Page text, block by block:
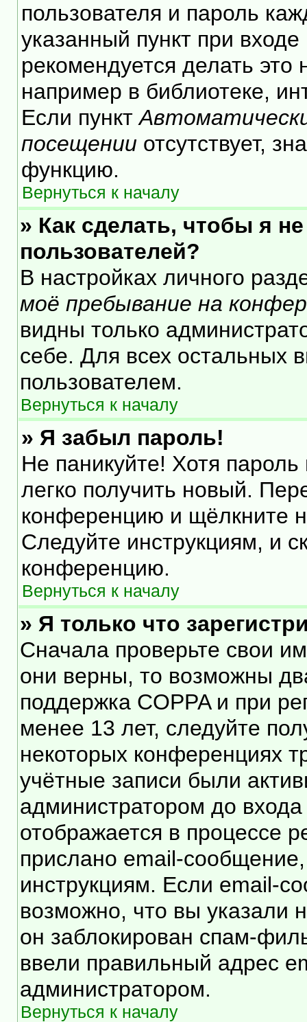
пользователя и пароль
указанный пункт при
рекомендуется делать
например в библиотеке,
Если пункт
посещении отсутствует,
функцию.
Вернуться к началу
» Как сделать, чтобы я
пользователей?
В настройках личного
моё пребывание на
видны только
себе. Для всех остальных
пользователем.
Вернуться к началу
» Я забыл пароль!
Не паникуйте! Хотя
легко получить новый.
конференцию и щёлкните
Следуйте инструкциям, и
конференцию.
Вернуться к началу
» Я только что
Сначала проверьте свои
они верны, то возможны
поддержка COPPA и при
менее 13 лет, следуйте
некоторых конференциях
учётные записи были
администратором до
отображается в процессе
прислано email-
инструкциям. Если email-
возможно, что вы указали
он заблокирован спам-
ввели правильный адрес
администратором.
Вернуться к началу